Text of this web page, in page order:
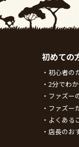
初めての
初心者の
2分でわ
ファズー
ファズー
よくある
店長のお